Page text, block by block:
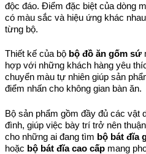
độc đáo. Điểm đặc biệt của dòng
có màu sắc và hiệu ứng khác
từng bộ.
Thiết kế của bộ bộ đồ ăn gốm sứ
hợp với những khách hàng yêu
chuyển màu tự nhiên giúp sản
điểm nhấn cho không gian bàn ăn.
Bộ sản phẩm gồm đầy đủ các vật
đình, giúp việc bày trí trở nên
cho những ai đang tìm bộ bát đĩa
hoặc bộ bát đĩa cao cấp mang